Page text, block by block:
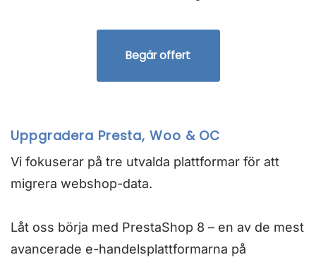
Begär offert
Uppgradera Presta, Woo & OC
Vi fokuserar på tre utvalda plattformar för att
migrera webshop-data.
Låt oss börja med PrestaShop 8 – en av de mest
avancerade e-handelsplattformarna på